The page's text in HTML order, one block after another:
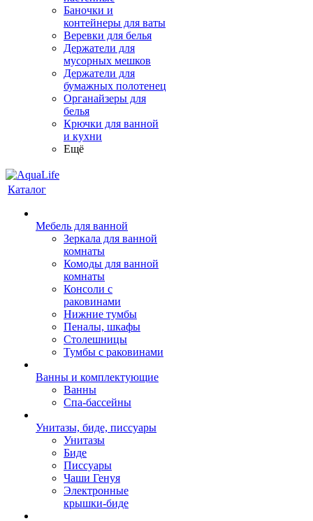
Баночки и
контейнеры для ваты
Веревки для белья
Держатели для
мусорных мешков
Держатели для
бумажных полотенец
Органайзеры для
белья
Крючки для ванной
и кухни
Ещё
Каталог
Мебель для ванной
Зеркала для ванной
комнаты
Комоды для ванной
комнаты
Консоли с
раковинами
Нижние тумбы
Пеналы, шкафы
Столешницы
Тумбы с раковинами
Ванны и комплектующие
Ванны
Спа-бассейны
Унитазы, биде, писсуары
Унитазы
Биде
Писсуары
Чаши Генуя
Электронные
крышки-биде